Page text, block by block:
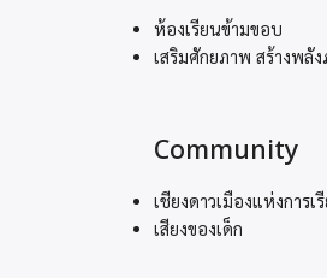
ห้องเรียนข้ามขอบ
เสริมศักยภาพ สร้างพลัง
Community
เชียงดาวเมืองแห่งการเ
เสียงของเด็ก